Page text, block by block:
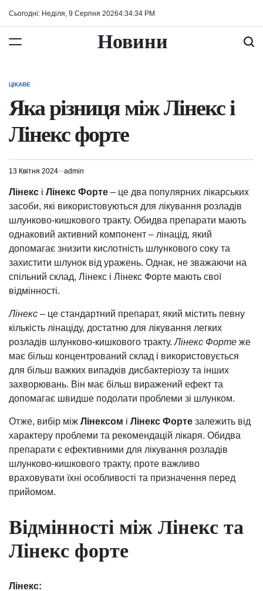
Сьогодні: Неділя, 9 Серпня 20264:34:34 PM
Новини
ОПУБЛІКУВАТИ
ЦІКАВЕ
Яка різниця між Лінекс і
Лінекс форте
13 Квітня 2024 admin
Лінекс і Лінекс Форте – це два популярних лікарських
засоби, які використовуються для лікування розладів
шлунково-кишкового тракту. Обидва препарати мають
однаковий активний компонент – лінацід, який
допомагає знизити кислотність шлункового соку та
захистити шлунок від уражень. Однак, не зважаючи на
спільний склад, Лінекс і Лінекс Форте мають свої
відмінності.
Лінекс – це стандартний препарат, який містить певну
кількість лінаціду, достатню для лікування легких
розладів шлунково-кишкового тракту.Лінекс Форте же
має більш концентрований склад і використовується
для більш важких випадків дисбактеріозу та інших
захворювань. Він має більш виражений ефект та
допомагає швидше подолати проблеми зі шлунком.
Отже, вибір між Лінексом і Лінекс Форте залежить від
характеру проблеми та рекомендацій лікаря. Обидва
препарати є ефективними для лікування розладів
шлунково-кишкового тракту, проте важливо
враховувати їхні особливості та призначення перед
прийомом.
Відмінності між Лінекс та
Лінекс форте
Лінекс: